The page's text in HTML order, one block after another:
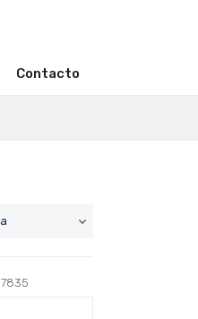
Contacto